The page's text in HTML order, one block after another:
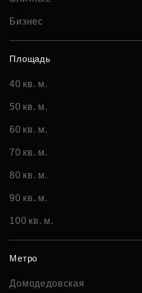
Бизнес
Площадь
40 кв. м.
50 кв. м.
60 кв. м.
70 кв. м.
80 кв. м.
90 кв. м.
100 кв. м.
Метро
Домодедовская